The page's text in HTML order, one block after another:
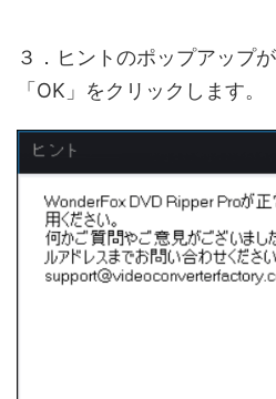
３．ヒントのポップアップ
「OK」をクリックします。